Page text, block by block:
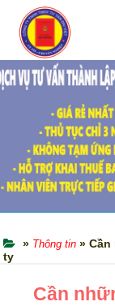
» Thông tin »
ty
Cần